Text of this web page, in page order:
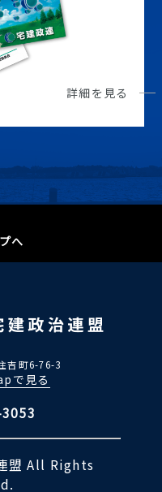
詳細を見る
へ
吉町6-76-3
で見る
盟 All Rights